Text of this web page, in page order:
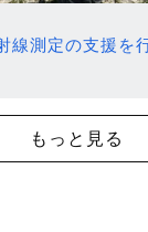
線測定の支援を
もっと見る